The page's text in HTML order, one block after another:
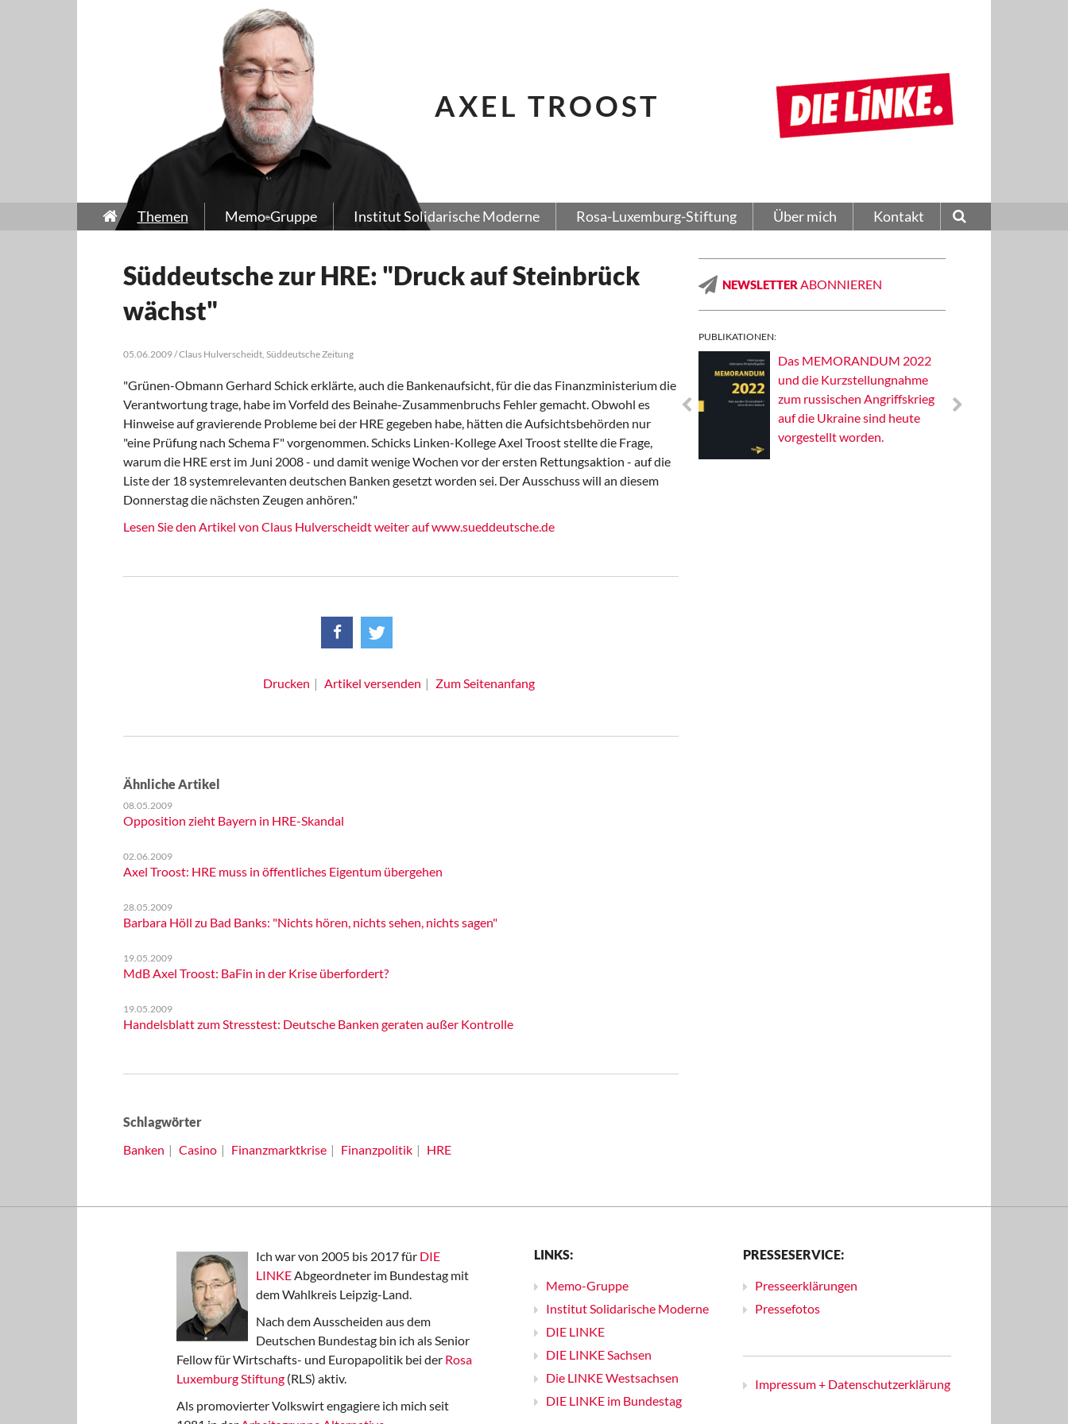
AXEL TROOST
Themen Memo-Gruppe Institut Solidarische Moderne Rosa-Luxemburg-Stiftung Über mich Kontakt
Süddeutsche zur HRE: "Druck auf Steinbrück
wächst"
05.06.2009 / Claus Hulverscheidt, Süddeutsche Zeitung
"Grünen-Obmann Gerhard Schick erklärte, auch die Bankenaufsicht, für die das Finanzministerium die
Verantwortung trage, habe im Vorfeld des Beinahe-Zusammenbruchs Fehler gemacht. Obwohl es
Hinweise auf gravierende Probleme bei der HRE gegeben habe, hätten die Aufsichtsbehörden nur
"eine Prüfung nach Schema F" vorgenommen. Schicks Linken-Kollege Axel Troost stellte die Frage,
warum die HRE erst im Juni 2008 - und damit wenige Wochen vor der ersten Rettungsaktion - auf die
Liste der 18 systemrelevanten deutschen Banken gesetzt worden sei. Der Ausschuss will an diesem
Donnerstag die nächsten Zeugen anhören."
Lesen Sie den Artikel von Claus Hulverscheidt weiter auf www.sueddeutsche.de
Drucken Artikel versenden Zum Seitenanfang
Ähnliche Artikel
08.05.2009
Opposition zieht Bayern in HRE-Skandal
02.06.2009
Axel Troost: HRE muss in öffentliches Eigentum übergehen
28.05.2009
Barbara Höll zu Bad Banks: "Nichts hören, nichts sehen, nichts sagen"
19.05.2009
MdB Axel Troost: BaFin in der Krise überfordert?
19.05.2009
Handelsblatt zum Stresstest: Deutsche Banken geraten außer Kontrolle
Schlagwörter
Banken
Casino Finanzmarktkrise Finanzpolitik HRE
NEWSLETTER ABONNIEREN
PUBLIKATIONEN:
Mosaiklinke Perspektiven
Das MEMORANDUM 2022
und die Kurzstellungnahme
zum russischen Angriffskrieg
auf die Ukraine sind heute
vorgestellt worden.
Ich war von 2005 bis 2017 für DIE
LINKEAbgeordneter im Bundestag mit
dem Wahlkreis Leipzig-Land.
Nach dem Ausscheiden aus dem
Deutschen Bundestag bin ich als Senior
Fellow für Wirtschafts- und Europapolitik bei der Rosa
Luxemburg Stiftung (RLS) aktiv.
Als promovierter Volkswirt engagiere ich mich seit
LINKS:
Memo-Gruppe
Institut Solidarische Moderne
DIE LINKE
DIE LINKE Sachsen
Die LINKE Westsachsen
DIE LINKE im Bundestag
PRESSESERVICE:
Presseerklärungen
Pressefotos
Impressum + Datenschutzerklärung